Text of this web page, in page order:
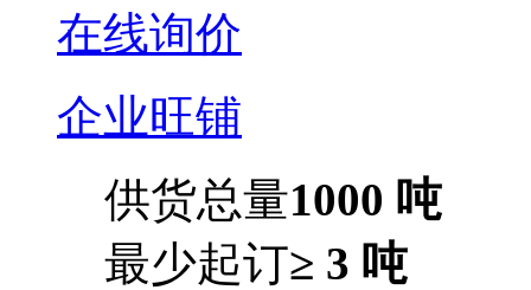
在线询价
企业旺铺
供货总量1000 吨
最少起订≥ 3 吨